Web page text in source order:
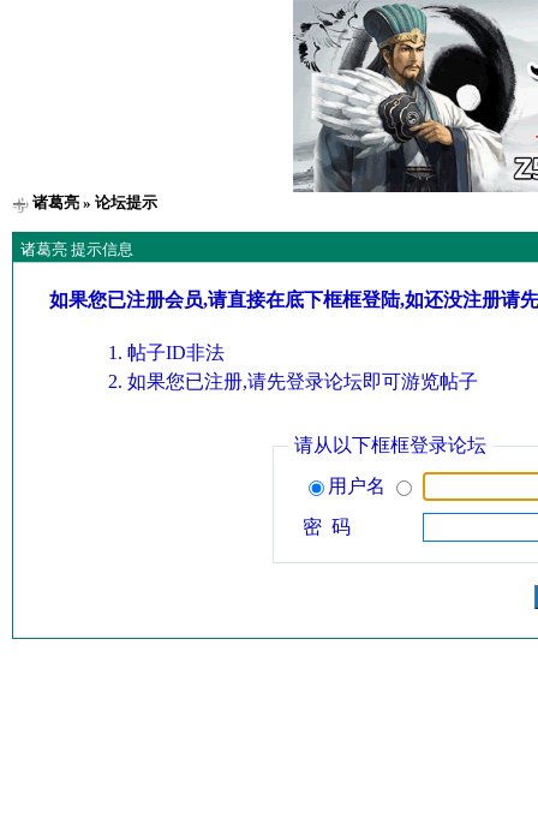
诸葛亮» 论坛提示
诸葛亮 提示信息
如果您已注册会员,请直接在底下框框登陆,如还没注册请
帖子ID非法
如果您已注册,请先登录论坛即可游览帖子
请从以下框框登录论坛
用户名
密 码